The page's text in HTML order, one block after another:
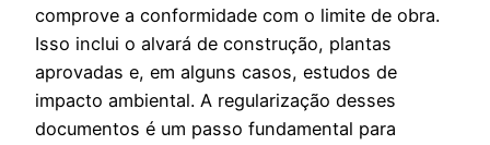
comprove a conformidade com o limite de obra.
Isso inclui o alvará de construção, plantas
aprovadas e, em alguns casos, estudos de
impacto ambiental. A regularização desses
documentos é um passo fundamental para